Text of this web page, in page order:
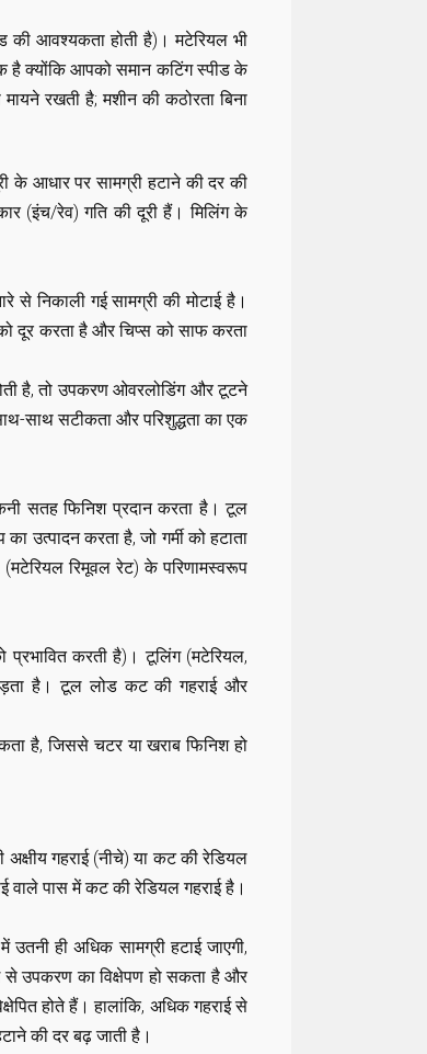
की आवश्यकता होती है)। मटेरियल भी
है क्योंकि आपको समान कटिंग स्पीड के
रखती है; मशीन की कठोरता बिना
के आधार पर सामग्री हटाने की दर की
(इंच/रेव) गति की दूरी हैं। मिलिंग के
निकाली गई सामग्री की मोटाई है।
दूर करता है और चिप्स को साफ करता
है, तो उपकरण ओवरलोडिंग और टूटने
साथ सटीकता और परिशुद्धता का एक
सतह फिनिश प्रदान करता है। टूल
उत्पादन करता है, जो गर्मी को हटाता
रिमूवल रेट) के परिणामस्वरूप
करती है)। टूलिंग (मटेरियल,
है। टूल लोड कट की गहराई और
है, जिससे चटर या खराब फिनिश हो
गहराई (नीचे) या कट की रेडियल
वाले पास में कट की रेडियल गहराई है।
ही अधिक सामग्री हटाई जाएगी,
उपकरण का विक्षेपण हो सकता है और
होते हैं। हालांकि, अधिक गहराई से
की दर बढ़ जाती है।